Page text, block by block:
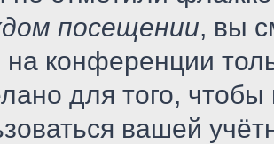
посещении, вы
конференции
для того, чтобы
вашей